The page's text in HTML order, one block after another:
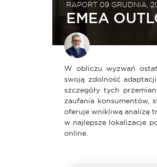
RAPORT 09 GRUDNIA,
EMEA
W obliczu wyzwań
swoją zdolność
szczegóły tych
zaufania konsumentów,
oferuje wnikliwą analizę
w najlepsze lokalizacje
online.